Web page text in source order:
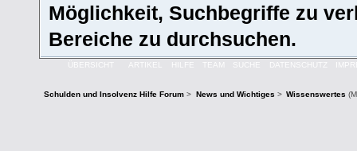
Möglichkeit, Suchbegriffe zu
Bereiche zu durchsuchen.
ÜBERSICHT ARTIKEL HILFE TEAM SUCHE DATENSCHUTZ
Schulden und Insolvenz Hilfe Forum > News und Wichtiges > Wissenswertes